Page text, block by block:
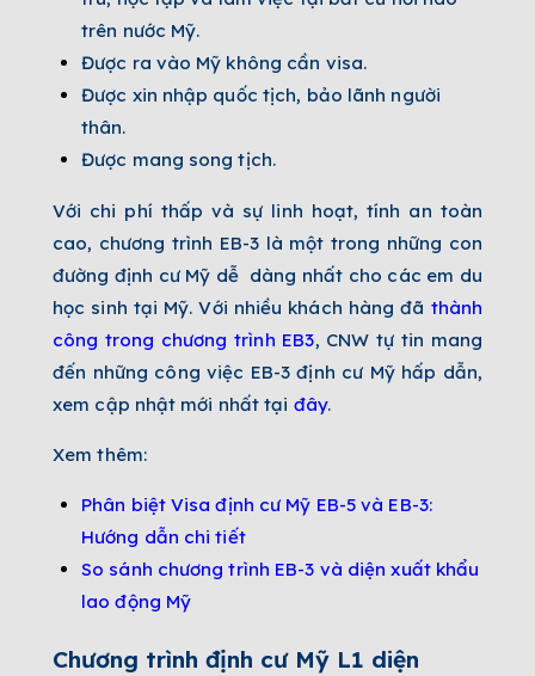
trên nước Mỹ.
Được ra vào Mỹ không cần visa.
Được xin nhập quốc tịch, bảo lãnh người
thân.
Được mang song tịch.
Với chi phí thấp và sự linh hoạt, tính an toàn
cao, chương trình EB-3 là một trong những con
đường định cư Mỹ dễ dàng nhất cho các em du
học sinh tại Mỹ. Với nhiều khách hàng đã thành
công trong chương trình EB3, CNW tự tin mang
đến những công việc EB-3 định cư Mỹ hấp dẫn,
xem cập nhật mới nhất tại đây.
Xem thêm:
Phân biệt Visa định cư Mỹ EB-5 và EB-3:
Hướng dẫn chi tiết
So sánh chương trình EB-3 và diện xuất khẩu
lao động Mỹ
Chương trình định cư Mỹ L1 diện